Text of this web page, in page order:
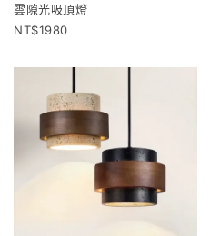
雲隙光吸頂燈
1980